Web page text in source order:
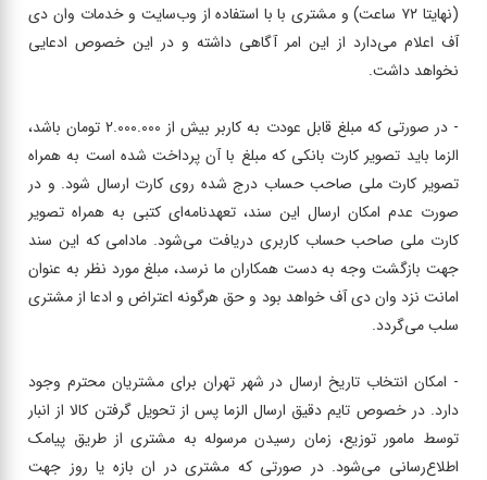
(نهایتا ۷۲ ساعت) و مشتری با با استفاده از وب‌سایت و خدمات وان دی
آف اعلام می‌دارد از این امر آگاهی داشته و در این خصوص ادعایی
نخواهد داشت.
- در صورتی که مبلغ قابل عودت به کاربر بیش از 2.000.000 تومان باشد،
الزما باید تصویر کارت بانکی که مبلغ با آن پرداخت شده است به همراه
تصویر کارت ملی صاحب حساب درج شده روی کارت ارسال شود. و در
صورت عدم امکان ارسال این سند، تعهدنامه‌ای کتبی به همراه تصویر
کارت ملی صاحب حساب کاربری دریافت می‌شود. مادامی که این سند
جهت بازگشت وجه به دست همکاران ما نرسد، مبلغ مورد نظر به عنوان
امانت نزد وان دی آف خواهد بود و حق هرگونه اعتراض و ادعا از مشتری
سلب می‌گردد.
- امکان انتخاب تاریخ ارسال در شهر تهران برای مشتریان محترم وجود
دارد. در خصوص تایم دقیق ارسال الزما پس از تحویل گرفتن کالا از انبار
توسط مامور توزیع، زمان رسیدن مرسوله به مشتری از طریق پیامک
اطلاع‌رسانی می‌شود. در صورتی که مشتری در ان بازه یا روز جهت